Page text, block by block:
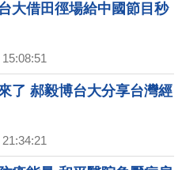
大借田徑場給中國節目秒
了 郝毅博台大分享台灣經